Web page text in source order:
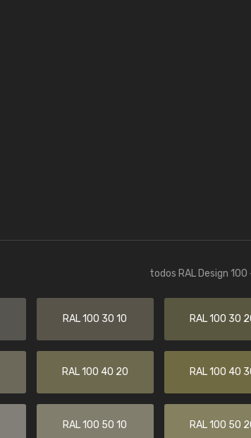
todos RAL Design 100
RAL 100 30 10 RAL 100 30
RAL 100 40 20 RAL 100 40
RAL 100 50 10 RAL 100 50